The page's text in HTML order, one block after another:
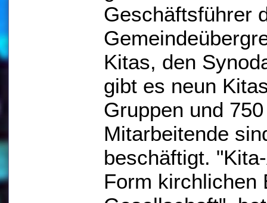
Geschäftsführer
Kitas, den
gibt es neun
Gruppen und
Mitarbeitende
beschäftigt.
Form kirchlichen